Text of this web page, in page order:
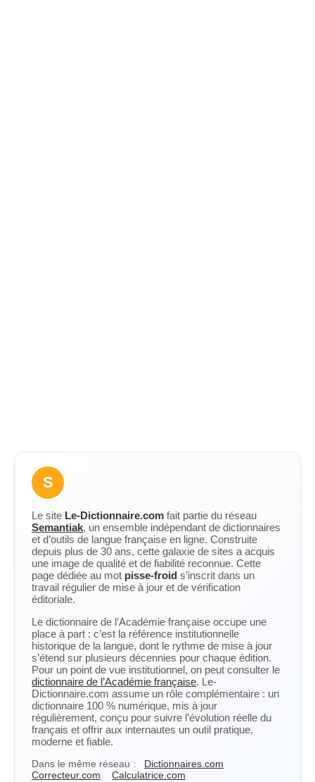
S
Le site Le-Dictionnaire.com fait partie du réseau
Semantiak, un ensemble indépendant de dictionnaires
et d’outils de langue française en ligne. Construite
depuis plus de 30 ans, cette galaxie de sites a acquis
une image de qualité et de fiabilité reconnue. Cette
page dédiée au mot pisse-froid s’inscrit dans un
travail régulier de mise à jour et de vérification
éditoriale.
Le dictionnaire de l’Académie française occupe une
place à part : c’est la référence institutionnelle
historique de la langue, dont le rythme de mise à jour
s’étend sur plusieurs décennies pour chaque édition.
Pour un point de vue institutionnel, on peut consulter le
dictionnaire de l’Académie française. Le-
Dictionnaire.com assume un rôle complémentaire : un
dictionnaire 100 % numérique, mis à jour
régulièrement, conçu pour suivre l’évolution réelle du
français et offrir aux internautes un outil pratique,
moderne et fiable.
Dans le même réseau :
Dictionnaires.com
Correcteur.com
Calculatrice.com